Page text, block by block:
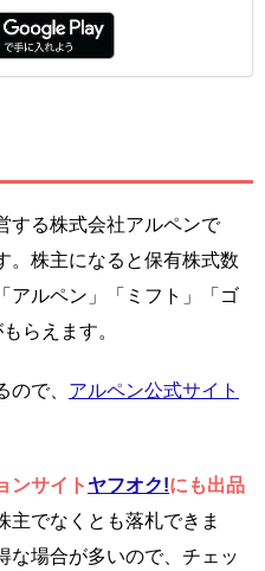
する株式会社アルペンで
。株主になると保有株式数
アルペン」「ミフト」「ゴ
らえます。
で、 アルペン公式サイト
ンサイト ヤフオク!にも出品
主でなくとも落札できま
な場合が多いので、チェッ